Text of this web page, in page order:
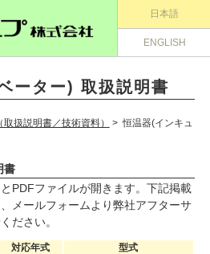
日本語
ENGLISH
ーター) 取扱説明書
扱説明書／技術資料）
> 恒温器(インキュ
書
PDFファイルが開きます。下記掲載
メールフォームより弊社アフターサ
ださい。
対応年式 型式